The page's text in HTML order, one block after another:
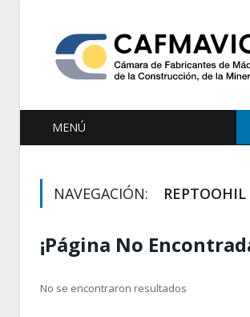
MENÚ
NAVEGACIÓN: REPTOOHIL
¡Página No
No se encontraron resultados